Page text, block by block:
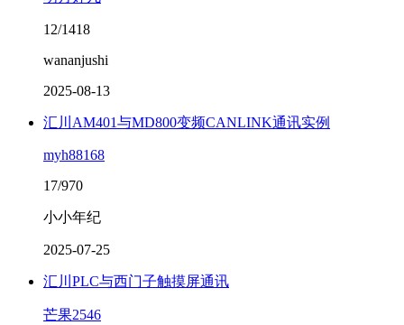
12/1418
wananjushi
2025-08-13
汇川AM401与MD800变频CANLINK通讯实例
myh88168
17/970
小小年纪
2025-07-25
汇川PLC与西门子触摸屏通讯
芒果2546